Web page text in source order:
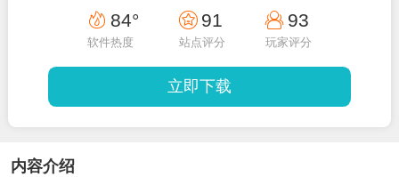
84°
软件热度
91
站点评分
93
玩家评分
立即下载
内容介绍